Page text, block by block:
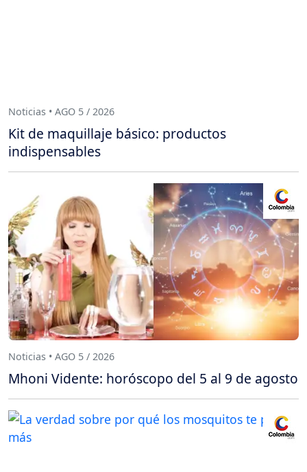
Noticias • AGO 5 / 2026
Kit de maquillaje básico: productos
indispensables
Noticias • AGO 5 / 2026
Mhoni Vidente: horóscopo del 5 al 9 de agosto